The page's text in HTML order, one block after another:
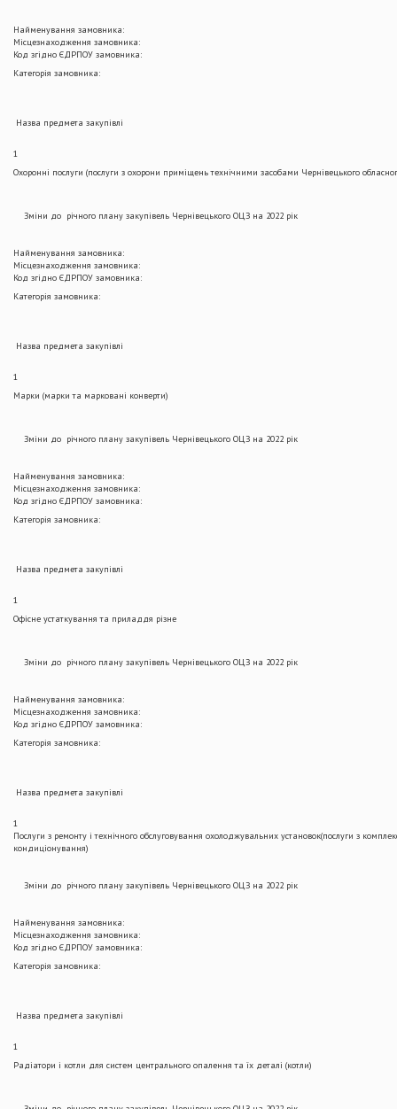
Найменування замовника:
Місцезнаходження замовника:
Код згідно ЄДРПОУ замовника:
Категорія замовника:
Назва предмета закупівлі
1
Охоронні послуги (послуги з охорони приміщень технічними засобами Чернівецького
Зміни до річного плану закупівель Чернівецького ОЦЗ на 2022 рік
Найменування замовника:
Місцезнаходження замовника:
Код згідно ЄДРПОУ замовника:
Категорія замовника:
Назва предмета закупівлі
1
Марки (марки та марковані конверти)
Зміни до річного плану закупівель Чернівецького ОЦЗ на 2022 рік
Найменування замовника:
Місцезнаходження замовника:
Код згідно ЄДРПОУ замовника:
Категорія замовника:
Назва предмета закупівлі
1
Офісне устаткування та приладдя різне
Зміни до річного плану закупівель Чернівецького ОЦЗ на 2022 рік
Найменування замовника:
Місцезнаходження замовника:
Код згідно ЄДРПОУ замовника:
Категорія замовника:
Назва предмета закупівлі
1
Послуги з ремонту і технічного обслуговування охолоджувальних установок(послуги з
кондиціонування)
Зміни до річного плану закупівель Чернівецького ОЦЗ на 2022 рік
Найменування замовника:
Місцезнаходження замовника:
Код згідно ЄДРПОУ замовника:
Категорія замовника:
Назва предмета закупівлі
1
Радіатори і котли для систем центрального опалення та їх деталі (котли)